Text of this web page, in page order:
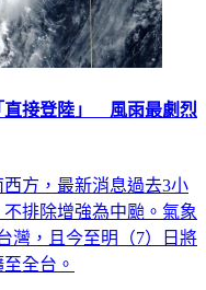
直接登陸」 風雨最劇烈
方，最新消息過去3小
排除增強為中颱。氣象
灣，且今至明（7）日將
全台。